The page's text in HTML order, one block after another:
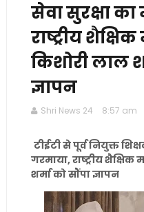
सेवा सुरक्षा का
राष्ट्रीय
किशोरी लाल
ज्ञापन
Shri News 24 8:57 am
टीईटी से पूर्व नियुक्त
गरमाया, राष्ट्रीय
शर्मा को सौंपा ज्ञापन